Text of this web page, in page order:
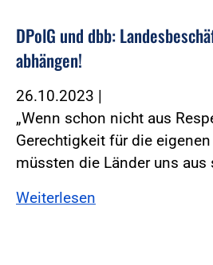
DPolG und dbb:
abhängen!
26.10.2023 |
„Wenn schon nicht aus
Gerechtigkeit für die
müssten die Länder uns aus
Weiterlesen